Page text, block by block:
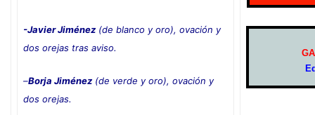
-Javier Jiménez(de blanco y oro), ovación y
dos orejas tras aviso.
–Borja Jiménez(de verde y oro), ovación y
dos orejas.